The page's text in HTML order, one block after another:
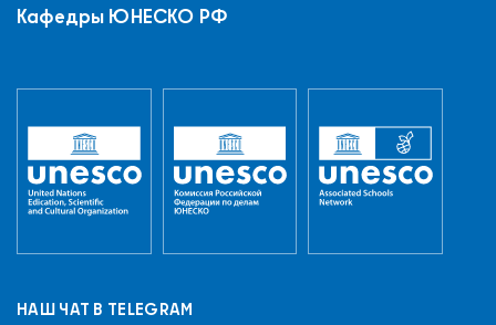
Кафедры ЮНЕСКО РФ
НАШ ЧАТ В TELEGRAM